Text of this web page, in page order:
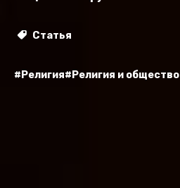
Статья
#Религия#Религия и общество